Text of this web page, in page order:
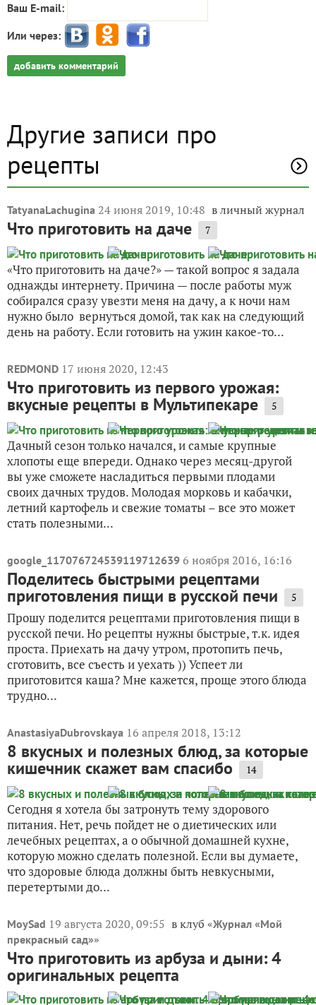
Ваш E-mail:
Или через:
добавить комментарий
Другие записи про
рецепты
TatyanaLachugina 24 июня 2019, 10:48 в личный журнал
Что приготовить на даче 7
«Что приготовить на даче?» — такой вопрос я задала
однажды интернету. Причина — после работы муж
собирался сразу увезти меня на дачу, а к ночи нам
нужно было вернуться домой, так как на следующий
день на работу. Если готовить на ужин какое-то...
REDMOND 17 июня 2020, 12:43
Что приготовить из первого урожая:
вкусные рецепты в Мультипекаре 5
Дачный сезон только начался, и самые крупные
хлопоты еще впереди. Однако через месяц-другой
вы уже сможете насладиться первыми плодами
своих дачных трудов. Молодая морковь и кабачки,
летний картофель и свежие томаты – все это может
стать полезными...
google_117076724539119712639 6 ноября 2016, 16:16
Поделитесь быстрыми рецептами
приготовления пищи в русской печи 5
Прошу поделится рецептами приготовления пищи в
русской печи. Но рецепты нужны быстрые, т.к. идея
проста. Приехать на дачу утром, протопить печь,
сготовить, все съесть и уехать )) Успеет ли
приготовится каша? Мне кажется, проще этого блюда
трудно...
AnastasiyaDubrovskaya 16 апреля 2018, 13:12
8 вкусных и полезных блюд, за которые
кишечник скажет вам спасибо 14
Сегодня я хотела бы затронуть тему здорового
питания. Нет, речь пойдет не о диетических или
лечебных рецептах, а о обычной домашней кухне,
которую можно сделать полезной. Если вы думаете,
что здоровые блюда должны быть невкусными,
перетертыми до...
MoySad 19 августа 2020, 09:55 в клуб «Журнал «Мой
прекрасный сад»»
Что приготовить из арбуза и дыни: 4
оригинальных рецепта